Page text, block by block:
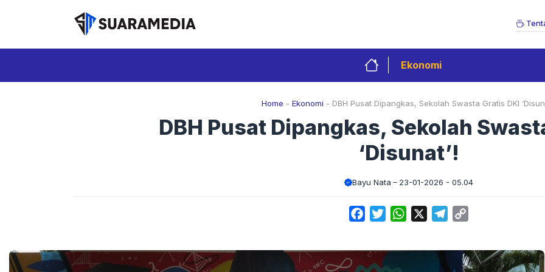
Ekonomi
Home - Ekonomi - DBH Pusat Dipangkas, Sekolah Swasta Gratis DKI
DBH Pusat Dipangkas, Sekolah
‘Disunat’!
Bayu Nata 23-01-2026 - 05.04
FacebookTwitterWhatsApp Telegram